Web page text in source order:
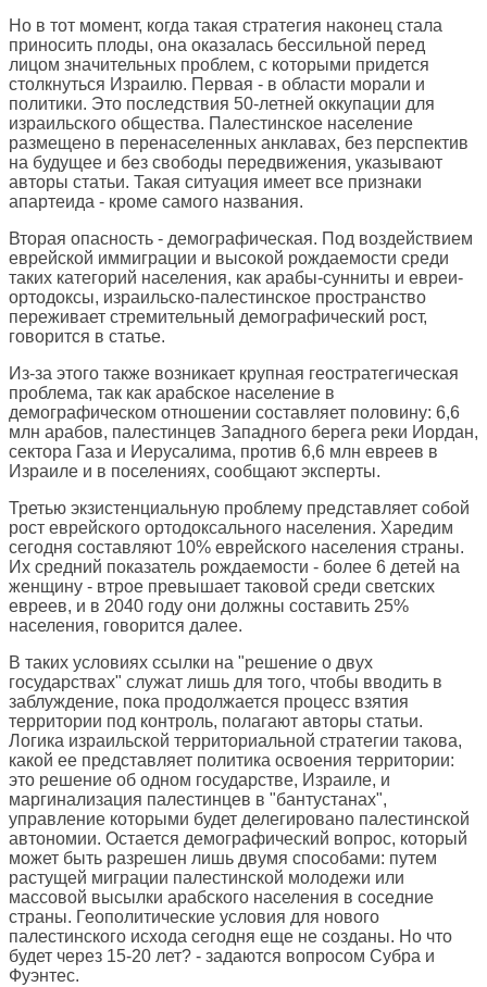
Но в тот момент, когда такая стратегия наконец стала
приносить плоды, она оказалась бессильной перед
лицом значительных проблем, с которыми придется
столкнуться Израилю. Первая - в области морали и
политики. Это последствия 50-летней оккупации для
израильского общества. Палестинское население
размещено в перенаселенных анклавах, без перспектив
на будущее и без свободы передвижения, указывают
авторы статьи. Такая ситуация имеет все признаки
апартеида - кроме самого названия.
Вторая опасность - демографическая. Под воздействием
еврейской иммиграции и высокой рождаемости среди
таких категорий населения, как арабы-сунниты и евреи-
ортодоксы, израильско-палестинское пространство
переживает стремительный демографический рост,
говорится в статье.
Из-за этого также возникает крупная геостратегическая
проблема, так как арабское население в
демографическом отношении составляет половину: 6,6
млн арабов, палестинцев Западного берега реки Иордан,
сектора Газа и Иерусалима, против 6,6 млн евреев в
Израиле и в поселениях, сообщают эксперты.
Третью экзистенциальную проблему представляет собой
рост еврейского ортодоксального населения. Харедим
сегодня составляют 10% еврейского населения страны.
Их средний показатель рождаемости - более 6 детей на
женщину - втрое превышает таковой среди светских
евреев, и в 2040 году они должны составить 25%
населения, говорится далее.
В таких условиях ссылки на "решение о двух
государствах" служат лишь для того, чтобы вводить в
заблуждение, пока продолжается процесс взятия
территории под контроль, полагают авторы статьи.
Логика израильской территориальной стратегии такова,
какой ее представляет политика освоения территории:
это решение об одном государстве, Израиле, и
маргинализация палестинцев в "бантустанах",
управление которыми будет делегировано палестинской
автономии. Остается демографический вопрос, который
может быть разрешен лишь двумя способами: путем
растущей миграции палестинской молодежи или
массовой высылки арабского населения в соседние
страны. Геополитические условия для нового
палестинского исхода сегодня еще не созданы. Но что
будет через 15-20 лет? - задаются вопросом Субра и
Фуэнтес.